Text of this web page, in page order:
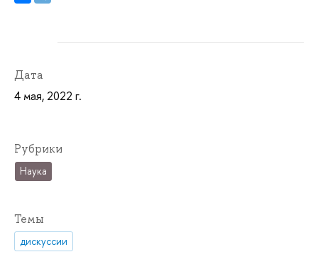
Дата
4 мая, 2022 г.
Рубрики
Наука
Темы
дискуссии